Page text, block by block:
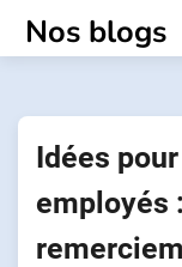
Nos blogs
À Propos De
Idées
employés